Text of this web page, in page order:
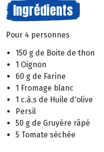
Ingrédients
Pour 4 personnes
150 g de Boite de thon
1 Oignon
60 g de Farine
1 Fromage blanc
1 c.à.s de Huile d'olive
Persil
50 g de Gruyère râpé
5 Tomate séchée